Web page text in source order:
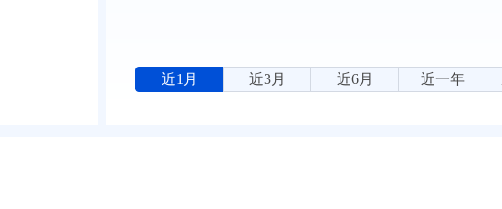
近1月 近3月 近6月 近一年